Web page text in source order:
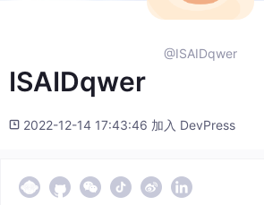
@ISAIDqwer
ISAIDqwer
2022-12-14 17:43:46 加入 DevPress